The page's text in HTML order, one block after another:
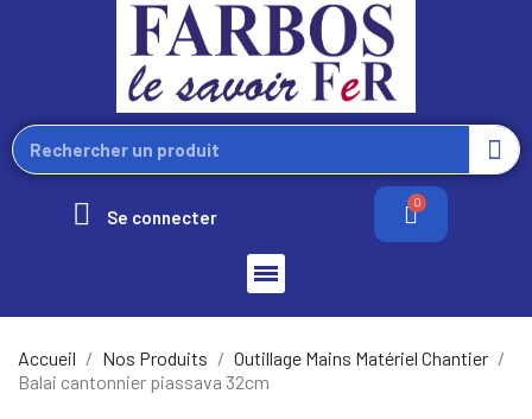
Se connecter
Accueil Nos Produits
Outillage Mains Matériel Chantier
Balai cantonnier piassava 32cm